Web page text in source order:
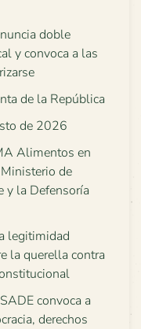
doble
y convoca a las
de la República
de 2026
Alimentos en
de
y la Defensoría
legitimidad
la querella contra
convoca a
derechos